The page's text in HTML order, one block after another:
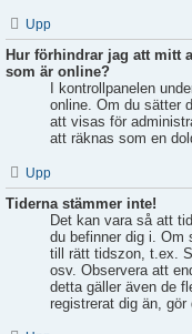
Upp
Hur förhindrar jag att mitt
som är online?
I kontrollpanelen
online. Om du sätter
att visas för
att räknas som en
Upp
Tiderna stämmer inte!
Det kan vara så att
du befinner dig i. Om
till rätt tidszon, t.ex.
osv. Observera att
detta gäller även de
registrerat dig än, gör